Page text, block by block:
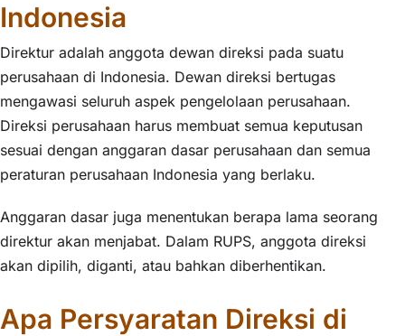
Indonesia
Direktur adalah anggota dewan direksi pada suatu
perusahaan di Indonesia. Dewan direksi bertugas
mengawasi seluruh aspek pengelolaan perusahaan.
Direksi perusahaan harus membuat semua keputusan
sesuai dengan anggaran dasar perusahaan dan semua
peraturan perusahaan Indonesia yang berlaku.
Anggaran dasar juga menentukan berapa lama seorang
direktur akan menjabat. Dalam RUPS, anggota direksi
akan dipilih, diganti, atau bahkan diberhentikan.
Apa Persyaratan Direksi di